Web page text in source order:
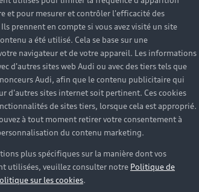
et pour mesurer et contrôler l'efficacité des
prennent en compte si vous avez visité un site
a été utilisé. Cela se base sur une
navigateur et de votre appareil. Les informations
d'autres sites web Audi ou avec des tiers tels que
Audi, afin que le contenu publicitaire qui
d'autres sites internet soit pertinent. Ces cookies
de sites tiers, lorsque cela est approprié.
à tout moment retirer votre consentement à
du contenu marketing.
plus spécifiques sur la manière dont vos
utilisées, veuillez consulter notre Politique de
sur les cookies.